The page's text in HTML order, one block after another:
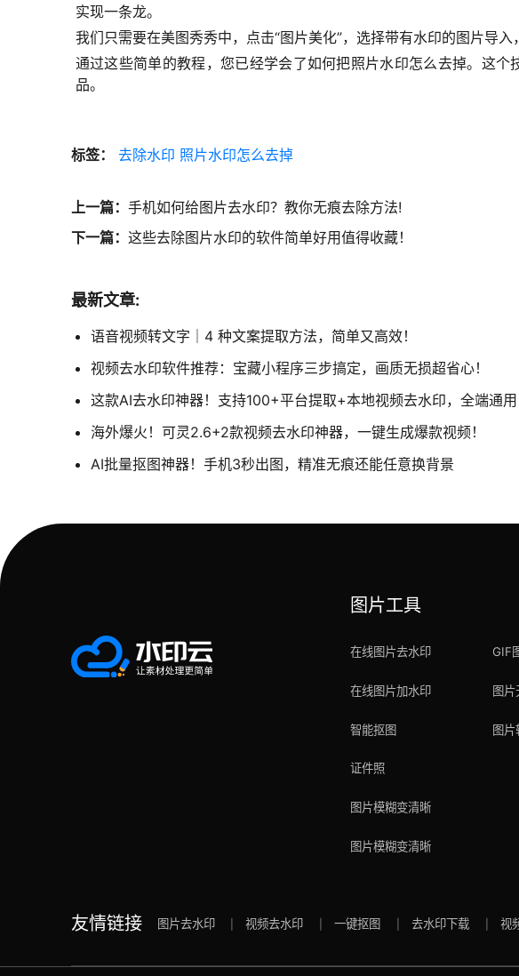
实现一条龙。
我们只需要在美图秀秀中，点击“图片美化”，选择带有水印的图片导
通过这些简单的教程，您已经学会了如何把照片水印怎么去掉。这
品。
标签： 去除水印 照片水印怎么去掉
上一篇： 手机如何给图片去水印？教你无痕去除方法!
下一篇： 这些去除图片水印的软件简单好用值得收藏！
最新文章:
语音视频转文字｜4 种文案提取方法，简单又高效！
视频去水印软件推荐：宝藏小程序三步搞定，画质无损超省心！
这款AI去水印神器！支持100+平台提取+本地视频去水印，全端通用
海外爆火！可灵2.6+2款视频去水印神器，一键生成爆款视频！
AI批量抠图神器！手机3秒出图，精准无痕还能任意换背景
图片工具
在线图片去水印
在线图片加水印
智能抠图
证件照
图片模糊变清晰
图片模糊变清晰
GIF
图
图片
友情链接 图片去水印 视频去水印 一键抠图 去水印下载 视